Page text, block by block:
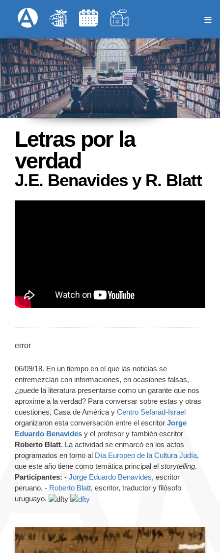
al
principal
Menú Superior
Letras por la
verdad
J.E. Benavides y R. Blatt
error
06/09/18. En un tiempo en el que las noticias se
entremezclan con informaciones, en ocasiones falsas,
¿puede la literatura presentarse como un garante que nos
aproxime a la verdad? Para conversar sobre estas y otras
cuestiones, Casa de América y Centro Sefarad-Israel
organizaron esta conversación entre el escritor Jorge
Eduardo Benavides y el profesor y también escritor
Roberto Blatt. La actividad se enmarcó en los actos
programados en torno al Día Europeo de la Cultura Judía,
que este año tiene como temática principal el storytelling.
Participantes: - Jorge Eduardo Benavides, escritor
peruano. - Roberto Blatt, escritor, traductor y filósofo
uruguayo.